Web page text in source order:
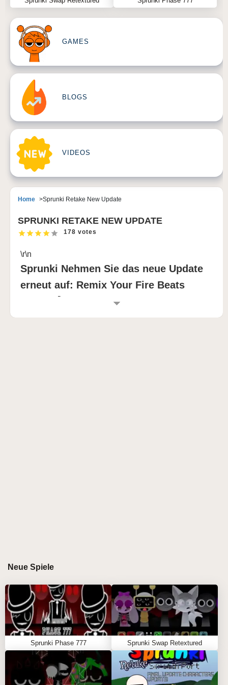
GAMES
BLOGS
VIDEOS
Home Sprunki Retake New Update
SPRUNKI RETAKE NEW UPDATE
178 votes
\r\n
Sprunki Nehmen Sie das neue Update
erneut auf: Remix Your Fire Beats
RETAKE AKTUALISIERT
\r\n
Schritt-für-Schritt-Anleitung
\r\n
\r\n
Wählen Sie Charaktere aus, indem Sie sie mit der
Maus aus dem Menü auf die Bühne ziehen.
\r\n
Neue Spiele
Sprunki Phase 777 Sprunki Swap Retextured